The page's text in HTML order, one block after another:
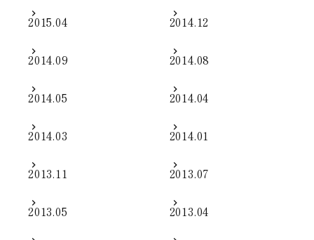
2015.04 2014.12
2014.09 2014.08
2014.05 2014.04
2014.03 2014.01
2013.11 2013.07
2013.05 2013.04